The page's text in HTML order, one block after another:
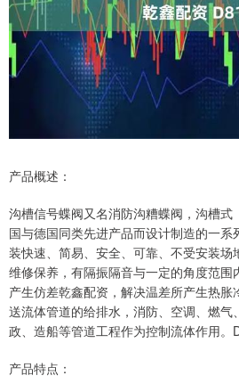
产品概述：
沟槽信号蝶阀又名消防沟糟蝶阀，沟槽式
国与德国同类先进产品而设计制造的一
装快速、简易、安全、可靠、不受安装场
维修保养，有隔振隔音与一定的角度范
产生仿差乾鑫配资，解决温差所产生热
送流体管道的给排水，消防、空调、燃
政、造船等管道工程作为控制流体作用。
产品特点：